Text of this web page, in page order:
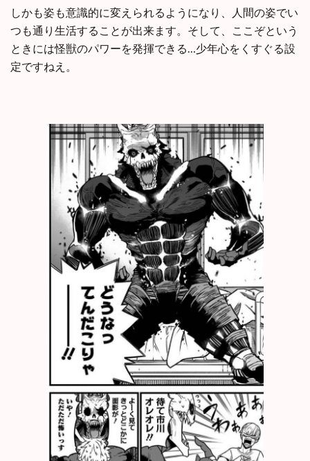
しかも姿も意識的に変えられるようになり、人間の姿でい
つも通り生活することが出来ます。そして、ここぞという
ときには怪獣のパワーを発揮できる…少年心をくすぐる設
定ですねえ。